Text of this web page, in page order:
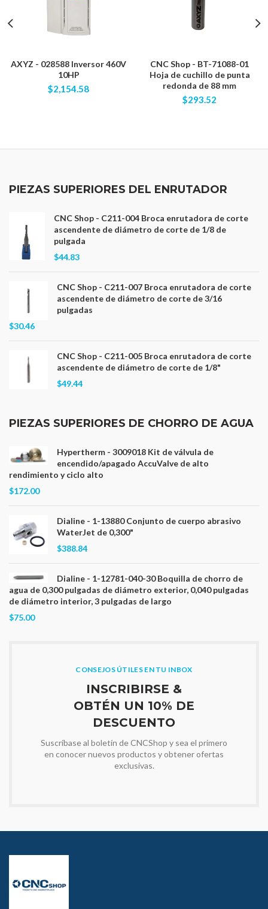
AXYZ - 028588 Inversor 460V
10HP
$2,154.58
CNC Shop - BT-71088-01
Hoja de cuchillo de punta
redonda de 88 mm
$293.52
PIEZAS SUPERIORES DEL ENRUTADOR
CNC Shop - C211-004 Broca enrutadora de corte
ascendente de diámetro de corte de 1/8 de
pulgada
$44.83
CNC Shop - C211-007 Broca enrutadora de corte
ascendente de diámetro de corte de 3/16
pulgadas
$30.46
CNC Shop - C211-005 Broca enrutadora de corte
ascendente de diámetro de corte de 1/8"
$49.44
PIEZAS SUPERIORES DE CHORRO DE AGUA
Hypertherm - 3009018 Kit de válvula de
encendido/apagado AccuValve de alto
rendimiento y ciclo alto
$172.00
Dialine - 1-13880 Conjunto de cuerpo abrasivo
WaterJet de 0,300"
$388.84
Dialine - 1-12781-040-30 Boquilla de chorro de
agua de 0,300 pulgadas de diámetro exterior, 0,040 pulgadas
de diámetro interior, 3 pulgadas de largo
$75.00
CONSEJOS ÚTILES EN TU INBOX
INSCRIBIRSE &
OBTÉN UN 10% DE
DESCUENTO
Suscríbase al boletín de CNCShop y sea el primero
en conocer nuevos productos y obtener ofertas
exclusivas.